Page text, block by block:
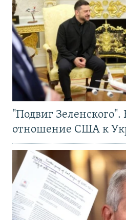
"Подвиг
отношение США к